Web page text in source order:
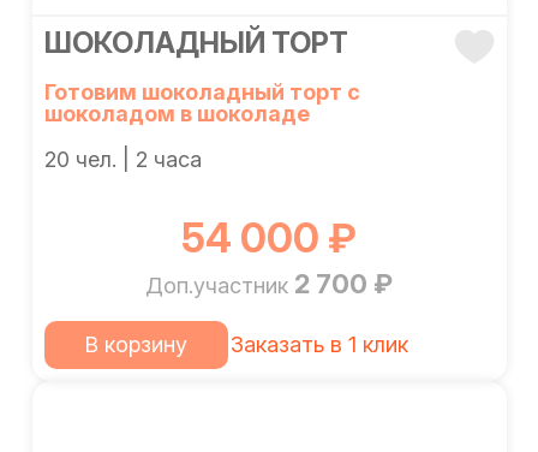
ШОКОЛАДНЫЙ ТОРТ
Готовим шоколадный торт с
шоколадом в шоколаде
20 чел. | 2 часа
54 000 ₽
Доп.участник 2 700 ₽
В корзину Заказать в 1 клик